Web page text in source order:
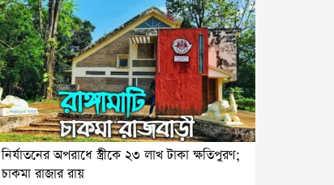
নির্যাতনের অপরাধে স্ত্রীকে ২৩ লাখ টাকা ক্ষতিপুরণ;
চাকমা রাজার রায়